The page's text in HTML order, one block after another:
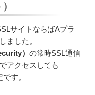
サイトならばAプラ
ました。
） の常時SSL通信
アクセスしても
す。